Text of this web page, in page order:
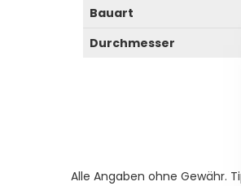
Bauart
Durchmesser
Alle Angaben ohne Gewähr.